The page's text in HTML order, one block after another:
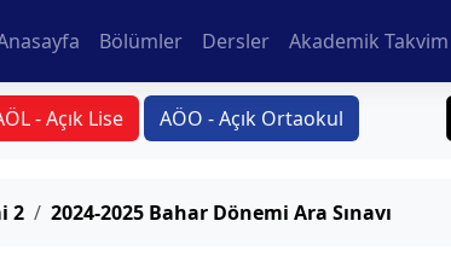
Bölümler Dersler Akademik Takvim
- Açık Lise AÖO - Açık Ortaokul
2 2024-2025 Bahar Dönemi Ara Sınavı